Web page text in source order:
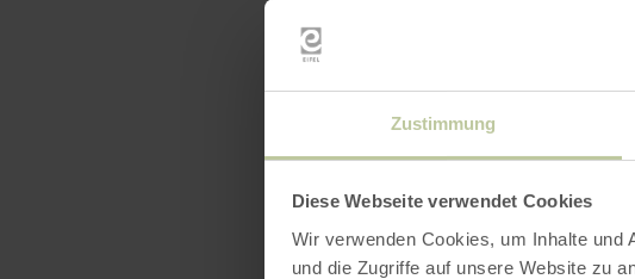
Zustimmung
Diese Webseite verwendet Cookies
Wir verwenden Cookies, um Inhalte und
und die Zugriffe auf unsere Website zu